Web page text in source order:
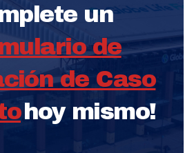
un
de
de Caso
hoy mismo!